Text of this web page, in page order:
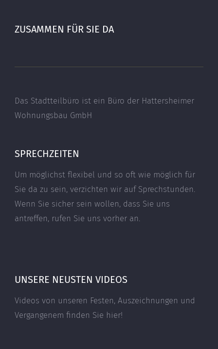
ZUSAMMEN FÜR SIE DA
Das Stadtteilbüro ist ein Büro der Hattersheimer
Wohnungsbau GmbH
SPRECHZEITEN
Um möglichst flexibel und so oft wie möglich für
Sie da zu sein, verzichten wir auf Sprechstunden.
Wenn Sie sicher sein wollen, dass Sie uns
antreffen, rufen Sie uns vorher an.
UNSERE NEUSTEN VIDEOS
Videos von unseren Festen, Auszeichnungen und
Vergangenem finden Sie hier!